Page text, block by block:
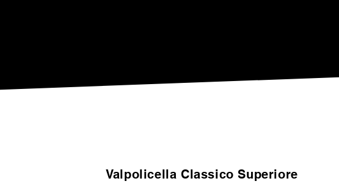
Valpolicella Classico Superiore